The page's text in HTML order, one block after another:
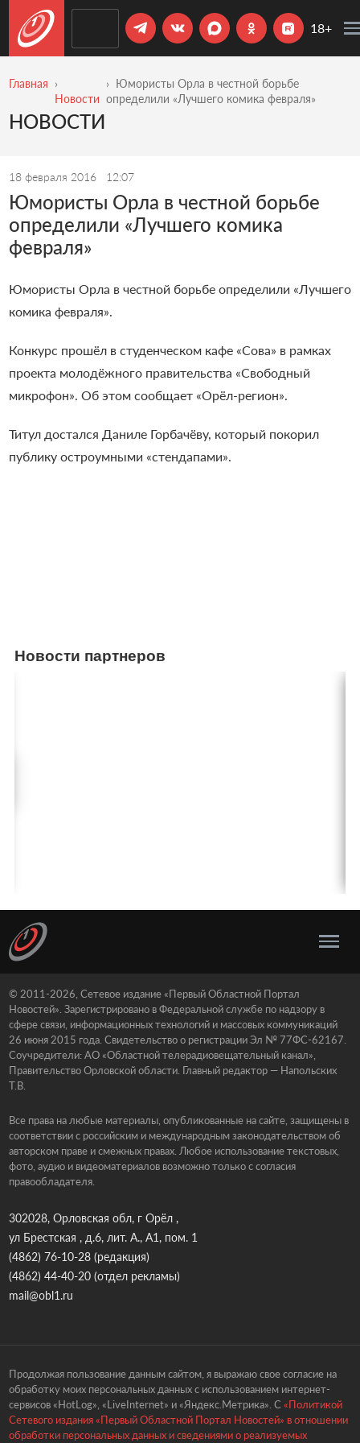
18+
Главная
Новости
Юмористы Орла в честной борьбе
определили «Лучшего комика февраля»
НОВОСТИ
18 февраля 2016 12:07
Юмористы Орла в честной борьбе
определили «Лучшего комика
февраля»
Юмористы Орла в честной борьбе определили «Лучшего
комика февраля».
Конкурс прошёл в студенческом кафе «Сова» в рамках
проекта молодёжного правительства «Свободный
микрофон». Об этом сообщает «Орёл-регион».
Титул достался Даниле Горбачёву, который покорил
публику остроумными «стендапами».
Новости партнеров
© 2011-2026, Сетевое издание «Первый Областной Портал
Новостей». Зарегистрировано в Федеральной службе по надзору в
сфере связи, информационных технологий и массовых коммуникаций
26 июня 2015 года. Свидетельство о регистрации Эл № 77ФС-62167.
Соучредители: АО «Областной телерадиовещательный канал»,
Правительство Орловской области. Главный редактор — Напольских
Т.В.
Все права на любые материалы, опубликованные на сайте, защищены в
соответствии с российским и международным законодательством об
авторском праве и смежных правах. Любое использование текстовых,
фото, аудио и видеоматериалов возможно только с согласия
правообладателя.
302028, Орловская обл, г Орёл ,
ул Брестская , д.6, лит. А., А1, пом. 1
(4862) 76-10-28(редакция)
(4862) 44-40-20(отдел рекламы)
mail@obl1.ru
Продолжая пользование данным сайтом, я выражаю свое согласие на
обработку моих персональных данных с использованием интернет-
сервисов «HotLog», «LiveInternet» и «Яндекс.Метрика». С «Политикой
Сетевого издания «Первый Областной Портал Новостей» в отношении
обработки персональных данных и сведениями о реализуемых